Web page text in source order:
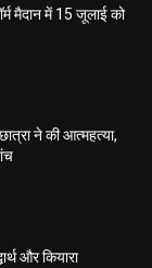
मैदान में 15 जूलाई को
ने की आत्महत्या,
और कियारा